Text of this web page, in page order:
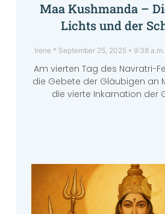
Maa Kushmanda –
Lichts und der
Irene September 25, 2025 9:38 a.m.
Am vierten Tag des Navratri-
die Gebete der Gläubigen an
die vierte Inkarnation der